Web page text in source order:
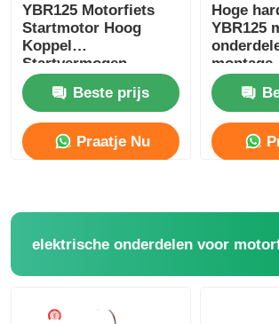
Motorfietskettingen en tandwielen
Motorcylinderclutch
Motorfietskolven
Motorfiets slot
YBR125 Motorfiets
Startmotor Hoog
Koppel
Startvermogen
Componenten
Beste prijs
Praatje Nu
Hoge
YBR125
montage